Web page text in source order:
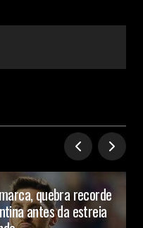
quebra recorde
antes da estreia